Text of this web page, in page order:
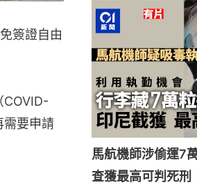
簽證自由
COVID-
需要申請
馬航機師涉偷運7
查獲最高可判死刑